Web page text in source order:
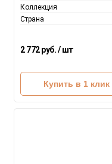
Коллекция
Страна
2 772 руб. / шт
Купить в 1 клик